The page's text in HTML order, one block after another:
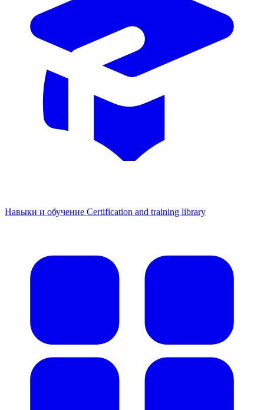
Навыки и обучение Certification and training library